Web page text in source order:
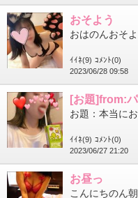
おそよう
ｲｲﾈ(9) ｺﾒﾝﾄ(0)
2023/06/28 09:58
[お題]from:
ｲｲﾈ(9) ｺﾒﾝﾄ(0)
2023/06/27 21:20
お昼っ